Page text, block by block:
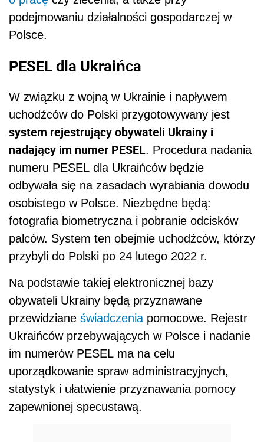
podejmowaniu działalności gospodarczej w
Polsce.
PESEL dla Ukraińca
W związku z wojną w Ukrainie i napływem
uchodźców do Polski przygotowywany jest
system rejestrujący obywateli Ukrainy i
nadający im numer PESEL. Procedura nadania
numeru PESEL dla Ukraińców będzie
odbywała się na zasadach wyrabiania dowodu
osobistego w Polsce. Niezbędne będą:
fotografia biometryczna i pobranie odcisków
palców. System ten obejmie uchodźców, którzy
przybyli do Polski po 24 lutego 2022 r.
Na podstawie takiej elektronicznej bazy
obywateli Ukrainy będą przyznawane
przewidziane świadczenia pomocowe. Rejestr
Ukraińców przebywających w Polsce i nadanie
im numerów PESEL ma na celu
uporządkowanie spraw administracyjnych,
statystyk i ułatwienie przyznawania pomocy
zapewnionej specustawą.